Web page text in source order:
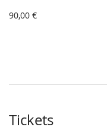
90,00 €
Tickets